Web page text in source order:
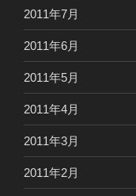
2011年7月
2011年6月
2011年5月
2011年4月
2011年3月
2011年2月